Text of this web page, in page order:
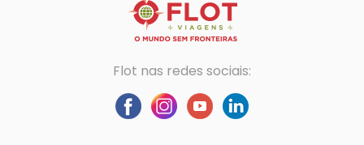
Flot nas redes sociais: